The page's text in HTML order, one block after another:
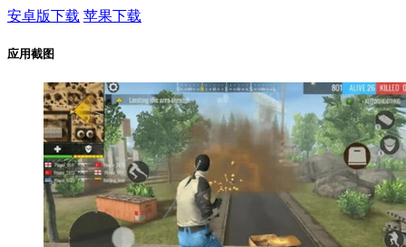
安卓版下载 苹果下载
应用截图